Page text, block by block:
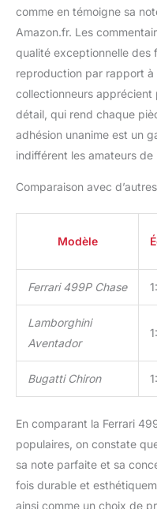
comme en témoigne sa
Amazon.fr. Les
qualité exceptionnelle des
reproduction par rapport à
collectionneurs
détail, qui rend chaque
adhésion unanime est un
indifférent les amateurs de
Comparaison avec
Modèle
Ferrari 499P Chase
Lamborghini
Aventador
Bugatti Chiron
En comparant la Ferrari
populaires, on constate
sa note parfaite et sa
fois durable et
ainsi comme un choix de